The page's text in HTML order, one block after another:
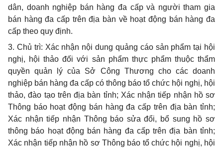
dân, doanh nghiệp bán hàng đa cấp và người tham gia
bán hàng đa cấp trên địa bàn về hoạt động bán hàng đa
cấp theo quy định.
3. Chủ trì: Xác nhận nội dung quảng cáo sản phẩm tại hội
nghị, hội thảo đối với sản phẩm thực phẩm thuộc thẩm
quyền quản lý của Sở Công Thương cho các doanh
nghiệp bán hàng đa cấp có thông báo tổ chức hội nghị, hội
thảo, đào tạo trên địa bàn tỉnh; Xác nhận tiếp nhận hồ sơ
Thông báo hoạt động bán hàng đa cấp trên địa bàn tỉnh;
Xác nhận tiếp nhận Thông báo sửa đổi, bổ sung hồ sơ
thông báo hoạt động bán hàng đa cấp trên địa bàn tỉnh;
Xác nhận tiếp nhận hồ sơ Thông báo tổ chức hội nghị, hội